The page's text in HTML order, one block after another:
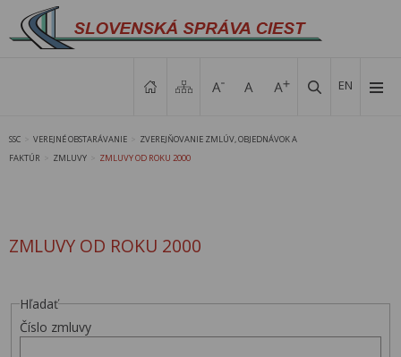
EN
SSC VEREJNÉ OBSTARÁVANIE
ZVEREJŇOVANIE ZMLÚV, OBJEDNÁVOK A
FAKTÚR
ZMLUVY ZMLUVY OD ROKU 2000
ZMLUVY OD ROKU 2000
Hľadať
Číslo zmluvy